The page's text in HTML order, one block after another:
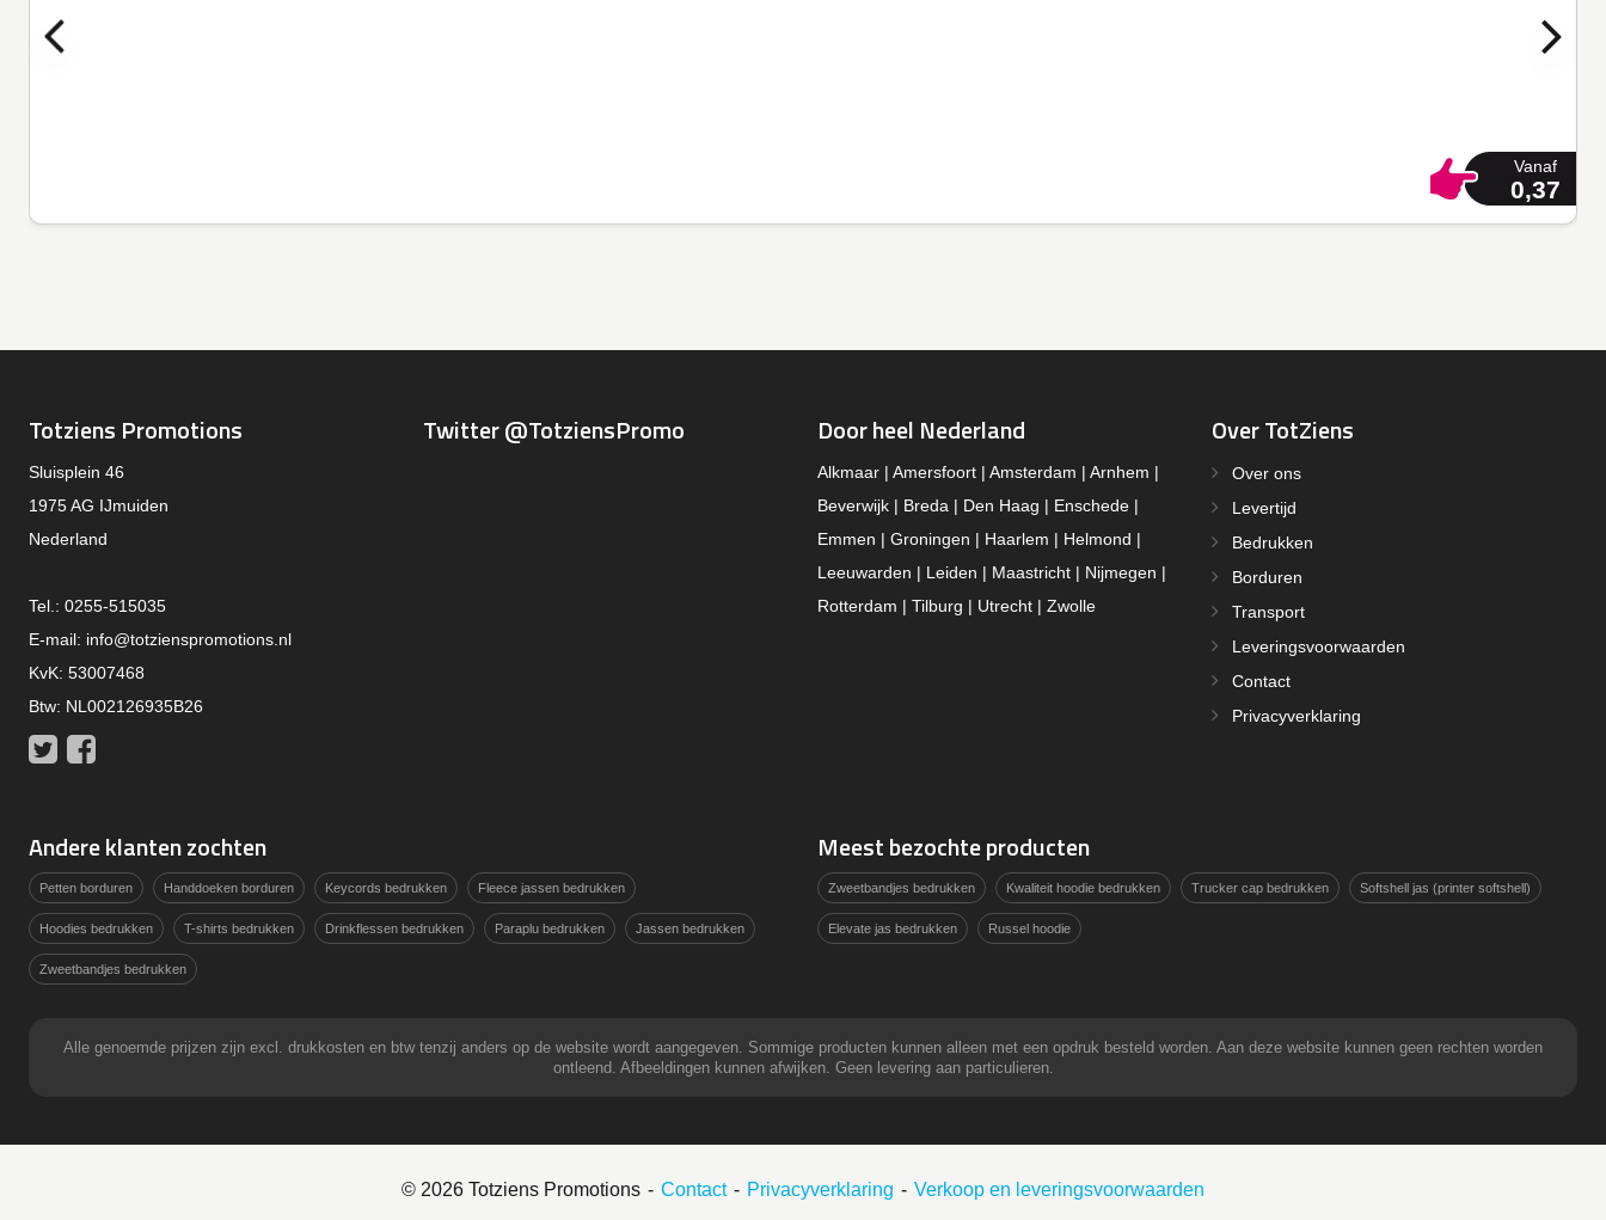
Vanaf
0,37
Totziens Promotions
Sluisplein 46
1975 AG IJmuiden
Nederland
Tel.: 0255-515035
E-mail: info@totzienspromotions.nl
KvK: 53007468
Btw: NL002126935B26
Twitter
Twitter @TotziensPromo Door heel Nederland
Alkmaar | Amersfoort | Amsterdam | Arnhem |
Beverwijk | Breda | Den Haag | Enschede |
Emmen | Groningen | Haarlem | Helmond |
Leeuwarden | Leiden | Maastricht | Nijmegen |
Rotterdam | Tilburg | Utrecht | Zwolle
Over TotZiens
Over ons
Levertijd
Bedrukken
Borduren
Transport
Leveringsvoorwaarden
Contact
Privacyverklaring
Andere klanten zochten
Petten borduren Handdoeken borduren Keycords bedrukken Fleece jassen bedrukken
Hoodies bedrukken T-shirts bedrukken Drinkflessen bedrukken Paraplu bedrukken Jassen bedrukken
Zweetbandjes bedrukken
Meest bezochte producten
Zweetbandjes bedrukken Kwaliteit hoodie bedrukken Trucker cap bedrukken Softshell jas (printer softshell)
Elevate jas bedrukken Russel hoodie
Alle genoemde prijzen zijn excl. drukkosten en btw tenzij anders op de website wordt aangegeven. Sommige producten kunnen alleen met een opdruk besteld worden. Aan deze website kunnen geen rechten worden
ontleend. Afbeeldingen kunnen afwijken. Geen levering aan particulieren.
© 2026 Totziens Promotions Contact Privacyverklaring Verkoop en leveringsvoorwaarden